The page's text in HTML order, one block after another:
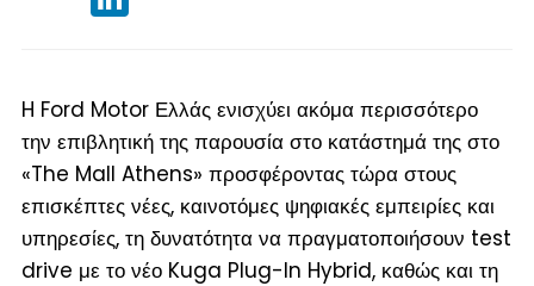
H Ford Motor Ελλάς ενισχύει ακόμα περισσότερο
την επιβλητική της παρουσία στο κατάστημά της στο
«The Mall Athens» προσφέροντας τώρα στους
επισκέπτες νέες, καινοτόμες ψηφιακές εμπειρίες και
υπηρεσίες, τη δυνατότητα να πραγματοποιήσουν test
drive με το νέο Kuga Plug-In Hybrid, καθώς και τη